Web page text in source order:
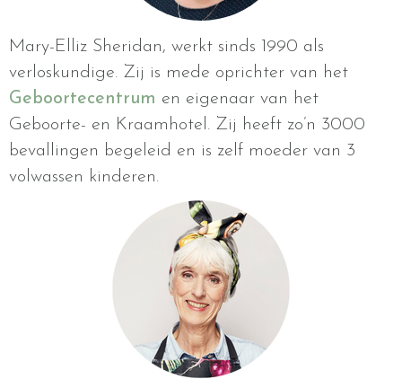
Mary-Elliz Sheridan, werkt sinds 1990 als
verloskundige. Zij is mede oprichter van het
Geboortecentrum en eigenaar van het
Geboorte- en Kraamhotel. Zij heeft zo’n 3000
bevallingen begeleid en is zelf moeder van 3
volwassen kinderen.